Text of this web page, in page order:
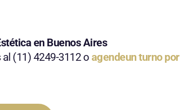
en Buenos Aires
(11) 4249-3112 o agendeunturno por